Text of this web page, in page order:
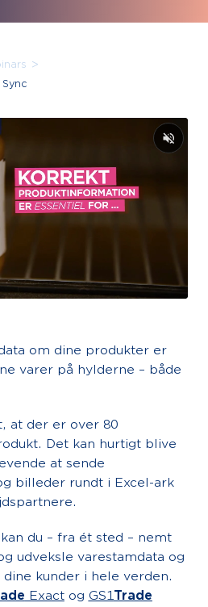
>
om dine produkter er
varer på hylderne – både
at der er over 80
Det kan hurtigt blive
at sende
billeder rundt i Excel-ark
kan du – fra ét sted – nemt
udveksle varestamdata og
kunder i hele verden.
Exactog GS1Trade